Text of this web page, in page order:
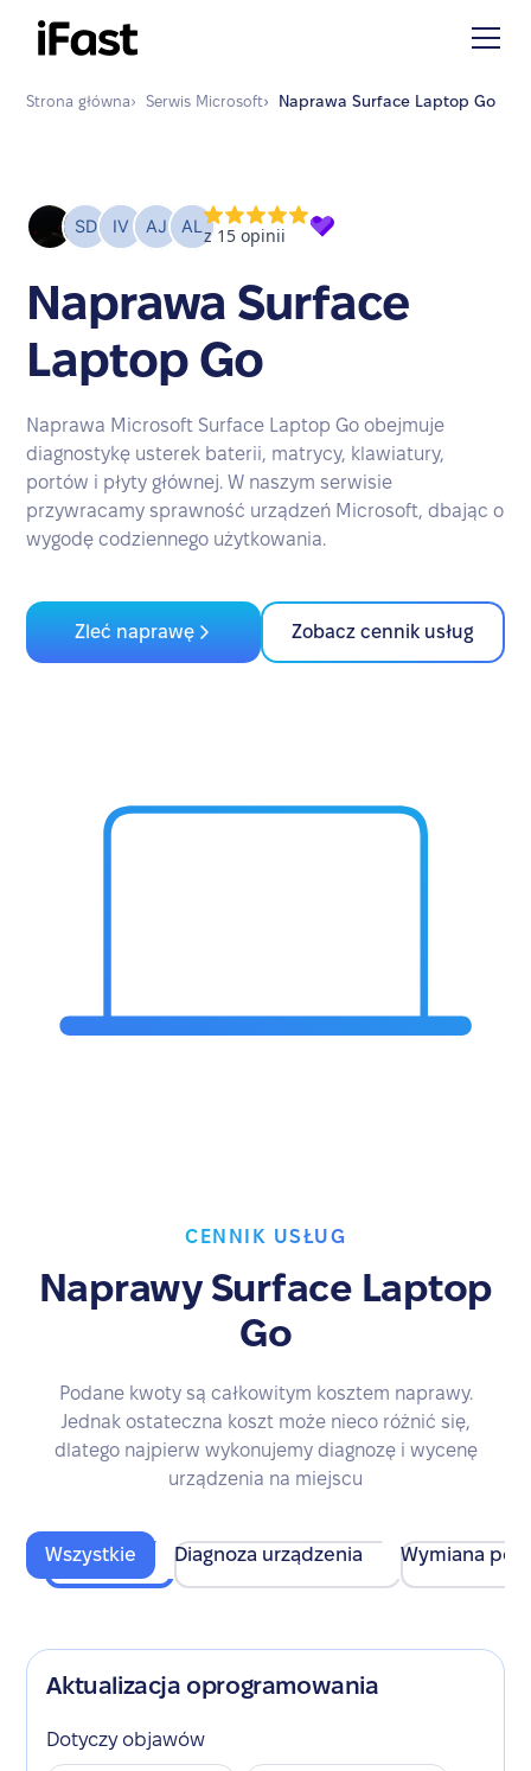
Strona główna› Serwis Microsoft› Naprawa Surface Laptop Go
Naprawa Surface
Laptop Go
Naprawa Microsoft Surface Laptop Go obejmuje
diagnostykę usterek baterii, matrycy, klawiatury,
portów i płyty głównej. W naszym serwisie
przywracamy sprawność urządzeń Microsoft, dbając o
wygodę codziennego użytkowania.
Zleć naprawę Zobacz cennik usług
CENNIK USŁUG
Naprawy Surface Laptop
Go
Podane kwoty są całkowitym kosztem naprawy.
Jednak ostateczna koszt może nieco różnić się,
dlatego najpierw wykonujemy diagnozę i wycenę
urządzenia na miejscu
Wszystkie Diagnoza urządzenia Wymiana
Aktualizacja oprogramowania
Dotyczy objawów